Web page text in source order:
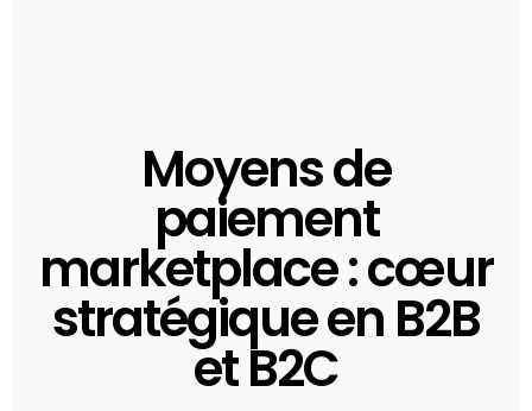
Moyens de
paiement
marketplace : cœur
stratégique en B2B
et B2C